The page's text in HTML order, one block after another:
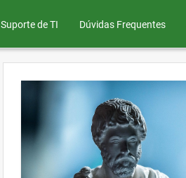
Suporte de TI Dúvidas Frequentes